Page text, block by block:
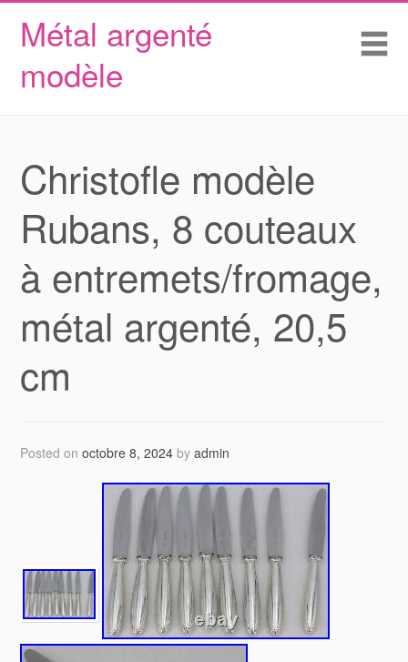
Métal argenté
modèle
Skip to content
Accueil
Conditions d’utilisation
Christofle modèle
Rubans, 8 couteaux
à entremets/fromage,
métal argenté, 20,5
cm
Posted onoctobre 8, 2024 byadmin